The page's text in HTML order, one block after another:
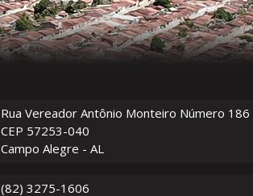
Rua Vereador Antônio Monteiro Número 186
CEP 57253-040
Campo Alegre - AL
(82) 3275-1606